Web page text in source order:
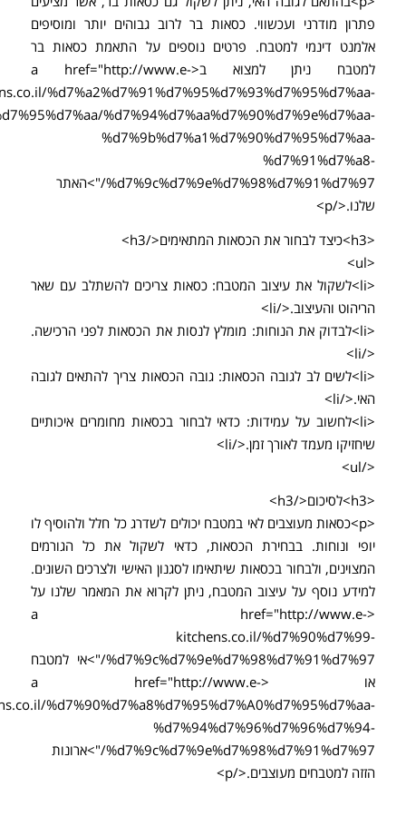
פתרון מודרני ועכשווי. כסאות בר לרוב גבוהים יותר ומוסיפים
אלמנט דינמי למטבח. פרטים נוספים על התאמת כסאות בר
למטבח ניתן למצוא ב<a href="http://www.e-
%d7%a2%d7%91%d7%95%d7%93%d7%95%d7%aa-
%d7%94%d7%aa%d7%90%d7%9e%d7%aa-
%d7%9b%d7%a1%d7%90%d7%95%d7%aa-
%d7%91%d7%a8-
%d7%9c%d7%9e%d7%98%d7%91%d7%97/">האתר
שלנו.</p>
<h3>כיצד לבחור את הכסאות המתאימים</h3>
<ul>
<li>לשקול את עיצוב המטבח: כסאות צריכים להשתלב עם שאר
הריהוט והעיצוב.</li>
<li>לבדוק את הנוחות: מומלץ לנסות את הכסאות לפני הרכישה.
</li>
<li>לשים לב לגובה הכסאות: גובה הכסאות צריך להתאים לגובה
האי.</li>
<li>לחשוב על עמידות: כדאי לבחור בכסאות מחומרים איכותיים
שיחזיקו מעמד לאורך זמן.</li>
</ul>
<h3>לסיכום</h3>
<p>כסאות מעוצבים לאי במטבח יכולים לשדרג כל חלל ולהוסיף לו
יופי ונוחות. בבחירת הכסאות, כדאי לשקול את כל הגורמים
המצוינים, ולבחור בכסאות שיתאימו לסגנון האישי ולצרכים השונים.
למידע נוסף על עיצוב המטבח, ניתן לקרוא את המאמר שלנו על
<a href="http://www.e-
kitchens.co.il/%d7%90%d7%99-
%d7%9c%d7%9e%d7%98%d7%91%d7%97/">אי למטבח
או <a href="http://www.e-
%d7%90%d7%a8%d7%95%d7%A0%d7%95%d7%aa-
%d7%94%d7%96%d7%96%d7%94-
%d7%9c%d7%9e%d7%98%d7%91%d7%97/">ארונות
הזזה למטבחים מעוצבים.</p>